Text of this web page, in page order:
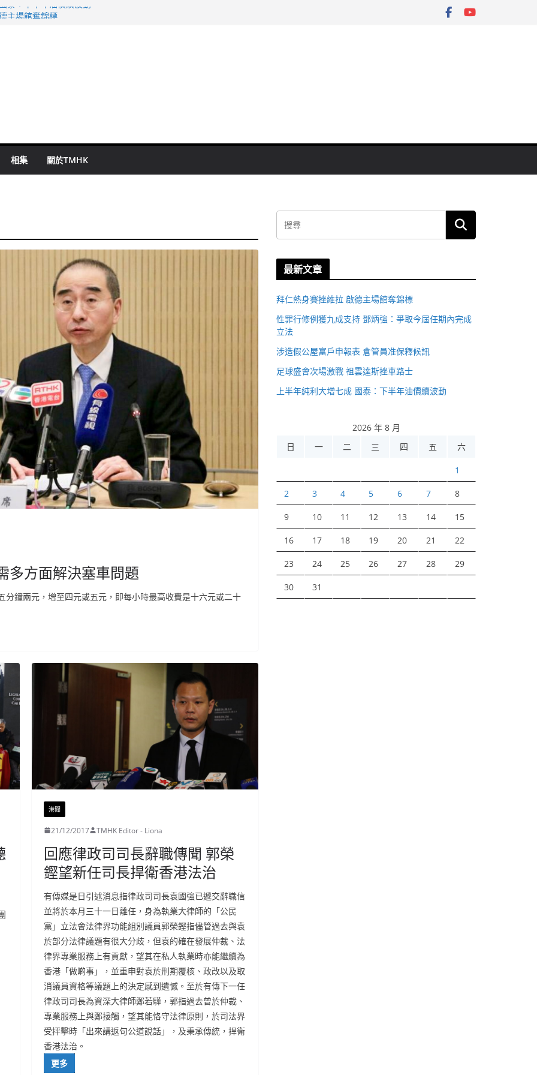
泰：下半年油價續波動
相集 關於TMHK
多方面解決塞車問題
鐘兩元，增至四元或五元，即每小時最高收費是十六元或二十
港聞
21/12/2017 TMHK Editor - Liona
回應律政司司長辭職傳聞 郭榮
鏗望新任司長捍衛香港法治
有傳媒是日引述消息指律政司司長袁國強已遞交辭職信
並將於本月三十一日離任，身為執業大律師的「公民
黨」立法會法律界功能組別議員郭榮鏗指儘管過去與袁
於部分法律議題有很大分歧，但袁的確在發展仲裁、法
律界專業服務上有貢獻，望其在私人執業時亦能繼續為
香港「做啲事」，並重申對袁於刑期覆核、政改以及取
消議員資格等議題上的決定感到遺憾。至於有傳下一任
律政司司長為資深大律師鄭若驊，郭指過去曾於仲裁、
專業服務上與鄭接觸，望其能恪守法律原則，於司法界
受抨擊時「出來講返句公道說話」，及秉承傳統，捍衛
香港法治。
更多
最新文章
拜仁熱身賽挫維拉 啟德主場館奪錦標
性罪行修例獲九成支持 鄧炳強：爭取今屆任期內完成
立法
涉造假公屋富戶申報表 倉管員准保釋候訊
足球盛會次場激戰 祖雲達斯挫車路士
上半年純利大增七成 國泰：下半年油價續波動
2026 年 8 月
日
一 二 三 四 五 六
1
2 3 4 5 6 7 8
9 10 11 12 13 14 15
16 17 18 19 20 21 22
23 24 25 26 27 28 29
30 31